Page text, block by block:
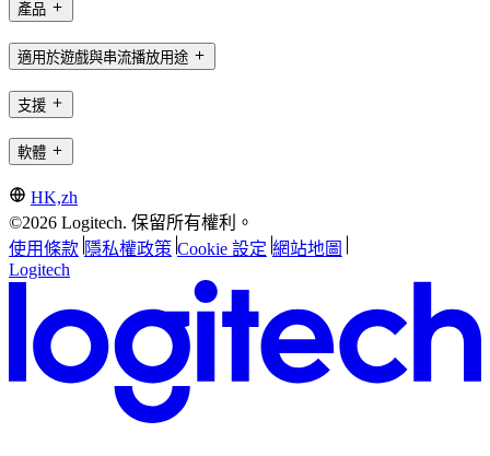
產品
適用於遊戲與串流播放用途
支援
軟體
HK,zh
©2026 Logitech. 保留所有權利。
使用條款 隱私權政策 Cookie 設定 網站地圖
Logitech